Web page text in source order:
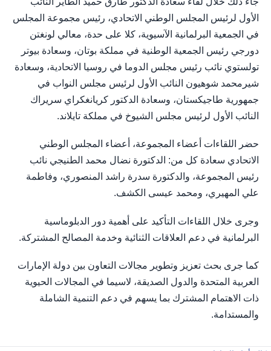
الأول لرئيس المجلس الوطني الاتحادي، رئيس مجموعة المجلس
في الجمعية البرلمانية الآسيوية، كلا على حدة، معالي لونغتن
دورجي رئيس الجمعية الوطنية في مملكة بوتان، وسعادة بيوتر
تولستوي نائب رئيس مجلس الدوما في روسيا الاتحادية، وسعادة
شيرمحمد شوهيون النائب الأول لرئيس مجلس النواب في
جمهورية طاجيكستان، وسعادة الدكتور كريانغكراي سريراك
النائب الأول لرئيس مجلس الشيوخ في مملكة تايلاند.
حضر اللقاءات أعضاء المجموعة، أعضاء المجلس الوطني
الاتحادي سعادة كل من: الدكتورة نضال محمد الطنيجي نائب
رئيس المجموعة، والدكتورة سدرة راشد المنصوري، وفاطمة
علي المهيري، ومحمد عيسى الكشف.
وجرى خلال اللقاءات التأكيد على أهمية دور الدبلوماسية
البرلمانية في دعم العلاقات الثنائية وخدمة المصالح المشتركة.
كما جرى بحث تعزيز وتطوير مجالات التعاون بين دولة الإمارات
العربية المتحدة والدول الصديقة، لاسيما في المجالات الحيوية
ذات الاهتمام المشترك بما يسهم في دعم التنمية الشاملة
والمستدامة.